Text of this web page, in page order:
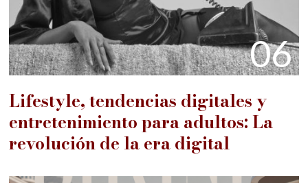
06
Lifestyle, tendencias digitales y
entretenimiento para adultos: La
revolución de la era digital